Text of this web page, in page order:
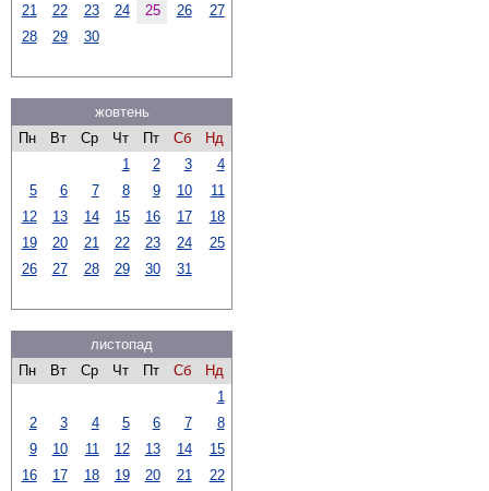
21
22 23 24 25 26
27
28
29 30
жовтень
Пн
Вт Ср Чт Пт Сб
Нд
1
2 3
4
5
6 7 8 9 10
11
12
13 14 15 16 17
18
19
20 21 22 23 24
25
26
27 28 29 30 31
листопад
Пн
Вт Ср Чт Пт Сб
Нд
1
2
3 4 5 6 7
8
9
10 11 12 13 14
15
16
17 18 19 20 21 22